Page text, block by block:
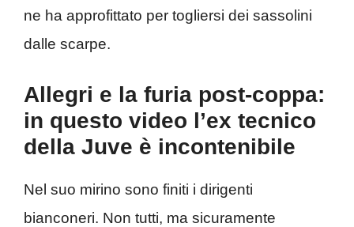
ne ha approfittato per togliersi dei sassolini
dalle scarpe.
Allegri e la furia post-coppa:
in questo video l’ex tecnico
della Juve è incontenibile
Nel suo mirino sono finiti i dirigenti
bianconeri. Non tutti, ma sicuramente